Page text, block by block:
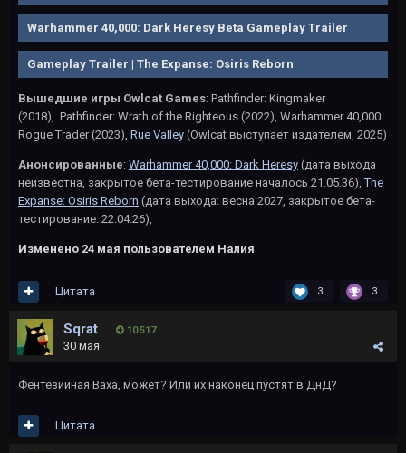
Warhammer 40,000: Dark Heresy Beta Gameplay Trailer
Gameplay Trailer | The Expanse: Osiris Reborn
Вышедшие игры Owlcat Games: Pathfinder: Kingmaker
(2018), Pathfinder: Wrath of the Righteous (2022), Warhammer 40,000:
Rogue Trader (2023), Rue Valley (Owlcat выступает издателем, 2025)
Анонсированные: Warhammer 40,000: Dark Heresy (дата выхода
неизвестна, закрытое бета-тестирование началось 21.05.36),The
Expanse: Osiris Reborn (дата выхода: весна 2027, закрытое бета-
тестирование: 22.04.26),
Изменено 24 мая пользователем Налия
3 3
Цитата
Sqrat 10 517
30 мая
Фентезийная Ваха, может? Или их наконец пустят в ДнД?
Цитата